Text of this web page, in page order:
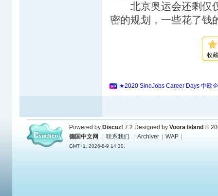
北京奥运会还剩仅仅
密的规划，一些花了钱
收
★2020 SinoJobs Career Days 中欧
Powered by Discuz! 7.2 Designed by Voora Island ©
德国中文网
联系我们 Archiver WAP
GMT+1, 2026-8-9 14:20.